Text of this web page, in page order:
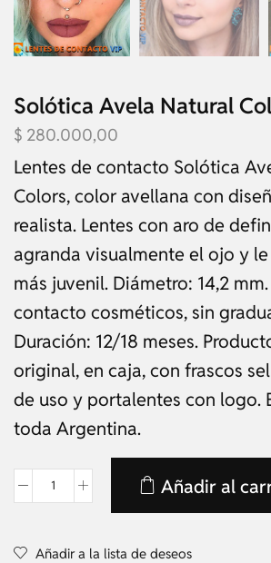
Solótica Avela Natural
$ 280.000,00
Lentes de contacto Solótica
Colors, color avellana con
realista. Lentes con aro de
agranda visualmente el ojo y
más juvenil. Diámetro: 14,2
contacto cosméticos, sin
Duración: 12/18 meses.
original, en caja, con frascos
de uso y portalentes con logo.
toda Argentina.
Añadir al
Añadir a la lista de deseos